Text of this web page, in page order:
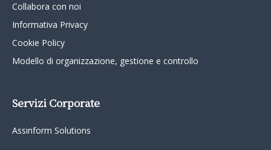
Collabora con noi
Informativa Privacy
Cookie Policy
Modello di organizzazione, gestione e controllo
Servizi Corporate
Assinform Solutions